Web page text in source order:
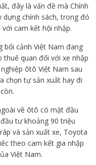
đây là vấn đề mà Chính
dựng chính sách, trong đó
cam kết hội nhập.
cảnh Việt Nam đang
quan đối với xe nhập
ôtô Việt Nam sau
chọn tự sản xuất hay đi
về ôtô có mặt đầu
tư khoảng 90 triệu
và sản xuất xe, Toyota
theo cam kết gia nhập
Việt Nam.